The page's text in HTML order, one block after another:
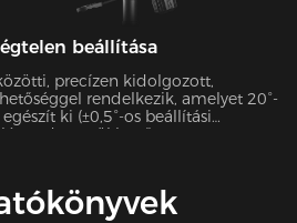
beállítása
precízen kidolgozott,
rendelkezik, amelyet 20°-
ki (±0,5°-os beállítási
rendszer zökkenőmentesen
biztosítva minden